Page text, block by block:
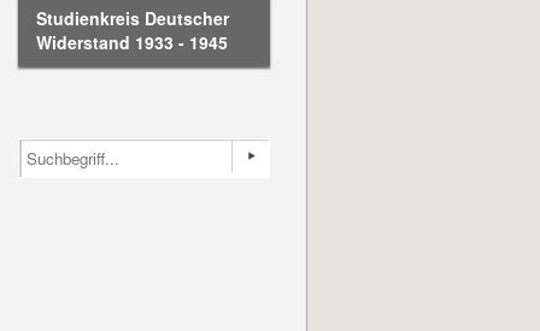
Studienkreis Deutscher
Widerstand 1933 - 1945